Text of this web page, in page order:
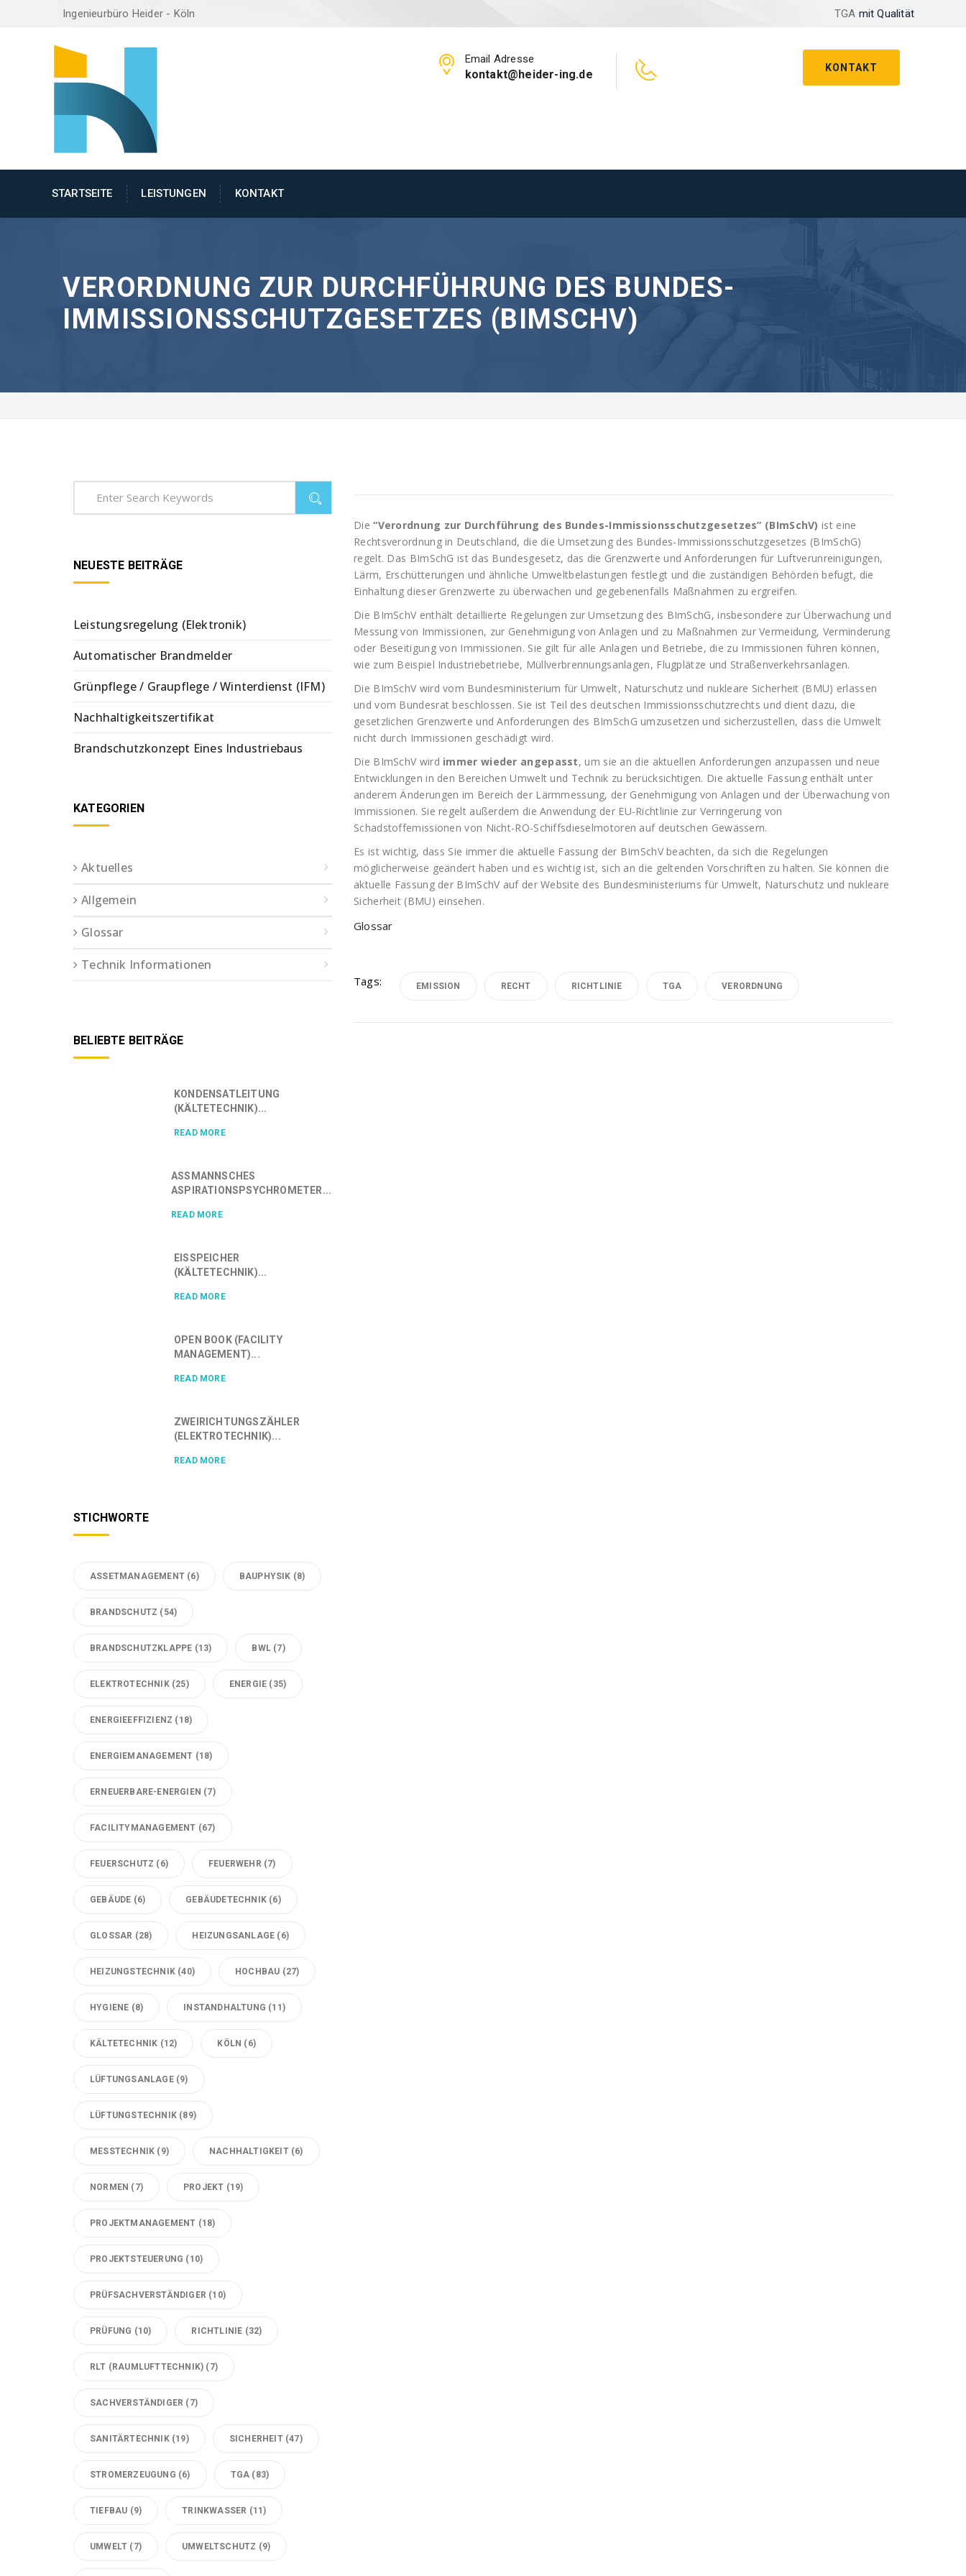
Ingenieurbüro Heider - Köln TGA mit Qualität
KONTAKT
Email Adresse
kontakt@heider-ing.de
STARTSEITE LEISTUNGEN KONTAKT
VERORDNUNG ZUR DURCHFÜHRUNG DES BUNDES-
IMMISSIONSSCHUTZGESETZES (BIMSCHV)
Die“Verordnung zur Durchführung des Bundes-Immissionsschutzgesetzes” (BImSchV) ist eine
Rechtsverordnung in Deutschland, die die Umsetzung des Bundes-Immissionsschutzgesetzes (BImSchG)
regelt. Das BImSchG ist das Bundesgesetz, das die Grenzwerte und Anforderungen für Luftverunreinigungen,
Lärm, Erschütterungen und ähnliche Umweltbelastungen festlegt und die zuständigen Behörden befugt, die
Einhaltung dieser Grenzwerte zu überwachen und gegebenenfalls Maßnahmen zu ergreifen.
Die BImSchV enthält detaillierte Regelungen zur Umsetzung des BImSchG, insbesondere zur Überwachung und
Messung von Immissionen, zur Genehmigung von Anlagen und zu Maßnahmen zur Vermeidung, Verminderung
oder Beseitigung von Immissionen. Sie gilt für alle Anlagen und Betriebe, die zu Immissionen führen können,
wie zum Beispiel Industriebetriebe, Müllverbrennungsanlagen, Flugplätze und Straßenverkehrsanlagen.
Die BImSchV wird vom Bundesministerium für Umwelt, Naturschutz und nukleare Sicherheit (BMU) erlassen
und vom Bundesrat beschlossen. Sie ist Teil des deutschen Immissionsschutzrechts und dient dazu, die
gesetzlichen Grenzwerte und Anforderungen des BImSchG umzusetzen und sicherzustellen, dass die Umwelt
nicht durch Immissionen geschädigt wird.
Die BImSchV wird immer wieder angepasst, um sie an die aktuellen Anforderungen anzupassen und neue
Entwicklungen in den Bereichen Umwelt und Technik zu berücksichtigen. Die aktuelle Fassung enthält unter
anderem Änderungen im Bereich der Lärmmessung, der Genehmigung von Anlagen und der Überwachung von
Immissionen. Sie regelt außerdem die Anwendung der EU-Richtlinie zur Verringerung von
Schadstoffemissionen von Nicht-RO-Schiffsdieselmotoren auf deutschen Gewässern.
Es ist wichtig, dass Sie immer die aktuelle Fassung der BImSchV beachten, da sich die Regelungen
möglicherweise geändert haben und es wichtig ist, sich an die geltenden Vorschriften zu halten. Sie können die
aktuelle Fassung der BImSchV auf der Website des Bundesministeriums für Umwelt, Naturschutz und nukleare
Sicherheit (BMU) einsehen.
Glossar
Tags: EMISSION RECHT RICHTLINIE TGA VERORDNUNG
NEUESTE BEITRÄGE
Leistungsregelung (Elektronik)
Automatischer Brandmelder
Grünpflege / Graupflege / Winterdienst (IFM)
Nachhaltigkeitszertifikat
Brandschutzkonzept Eines Industriebaus
KATEGORIEN
Aktuelles
Allgemein
Glossar
Technik Informationen
BELIEBTE BEITRÄGE
KONDENSATLEITUNG
(KÄLTETECHNIK)...
READ MORE
ASSMANNSCHES
ASPIRATIONSPSYCHROMETER...
READ MORE
EISSPEICHER
(KÄLTETECHNIK)...
READ MORE
OPEN BOOK (FACILITY
MANAGEMENT)...
READ MORE
ZWEIRICHTUNGSZÄHLER
(ELEKTROTECHNIK)...
READ MORE
STICHWORTE
ASSETMANAGEMENT (6) BAUPHYSIK (8)
BRANDSCHUTZ (54)
BRANDSCHUTZKLAPPE (13) BWL (7)
ELEKTROTECHNIK(25) ENERGIE (35)
ENERGIEEFFIZIENZ (18)
ENERGIEMANAGEMENT (18)
ERNEUERBARE-ENERGIEN (7)
FACILITYMANAGEMENT (67)
FEUERSCHUTZ (6) FEUERWEHR (7)
GEBÄUDE (6) GEBÄUDETECHNIK (6)
GLOSSAR (28) HEIZUNGSANLAGE (6)
HEIZUNGSTECHNIK (40) HOCHBAU (27)
HYGIENE (8) INSTANDHALTUNG (11)
KÄLTETECHNIK (12) KÖLN (6)
LÜFTUNGSANLAGE(9)
LÜFTUNGSTECHNIK (89)
MESSTECHNIK (9) NACHHALTIGKEIT(6)
NORMEN (7) PROJEKT (19)
PROJEKTMANAGEMENT (18)
PROJEKTSTEUERUNG (10)
PRÜFSACHVERSTÄNDIGER (10)
PRÜFUNG (10) RICHTLINIE (32)
RLT (RAUMLUFTTECHNIK) (7)
SACHVERSTÄNDIGER (7)
SANITÄRTECHNIK(19) SICHERHEIT(47)
STROMERZEUGUNG (6) TGA (83)
TIEFBAU (9) TRINKWASSER (11)
UMWELT (7) UMWELTSCHUTZ (9)